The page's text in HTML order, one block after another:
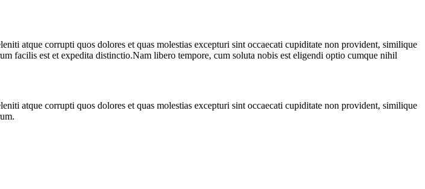
atque corrupti quos dolores et quas molestias excepturi sint occaecati cupiditate non provident, similique
facilis est et expedita distinctio.Nam libero tempore, cum soluta nobis est eligendi optio cumque nihil
atque corrupti quos dolores et quas molestias excepturi sint occaecati cupiditate non provident, similique